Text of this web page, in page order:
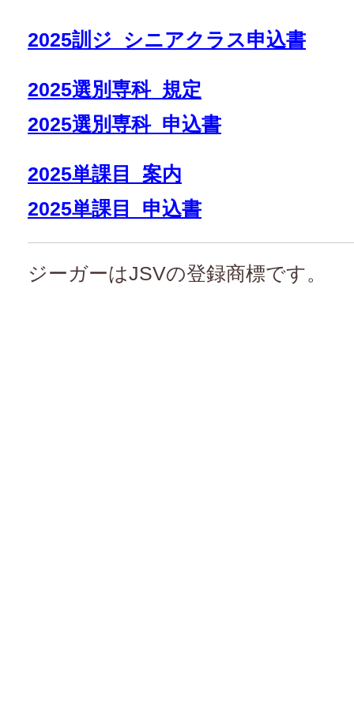
2025訓ジ_シニアクラス申込書
2025選別専科_規定
2025選別専科_申込書
2025単課目_案内
2025単課目_申込書
ジーガーはJSVの登録商標です。